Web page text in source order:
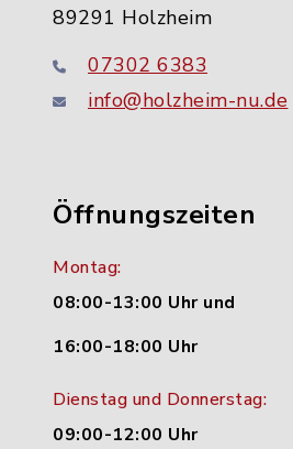
89291 Holzheim
07302 6383
info@holzheim-nu.de
Öffnungszeiten
Montag:
08:00-13:00 Uhr und
16:00-18:00 Uhr
Dienstag und Donnerstag:
09:00-12:00 Uhr